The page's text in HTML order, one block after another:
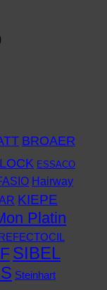
BROAER
ESSACO
Hairway
KIEPE
Platin
SIBEL
Steinhart